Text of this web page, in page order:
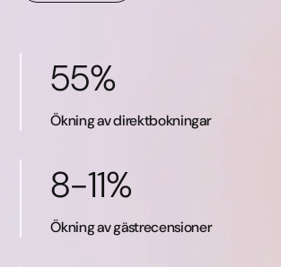
55%
Ökning av direktbokningar
8-11%
Ökning av gästrecensioner